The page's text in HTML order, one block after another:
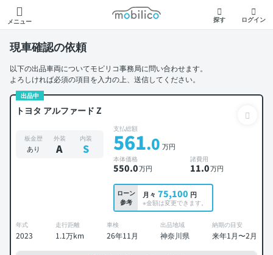
メニュー
モビリコ
探す ログイン
現車確認の依頼
以下の出品車両についてモビリコ事務局に問い合わせます。
よろしければ必須の項目を入力の上、送信してください。
出品中
トヨタ アルファード Z
板金歴
あり
外装
A
内装
S
支払総額
561.0 万円
本体価格
550.0万円
諸費用
11.0万円
ローン
参考
月々 75,100 円
※金額は変更できます。
年式
2023
走行距離
1.1万km
車検
26年11月
出品地域
神奈川県
納期の目安
来年1月〜2月